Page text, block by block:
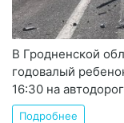
В Гродненской
годовалый
16:30 на
Подробнее